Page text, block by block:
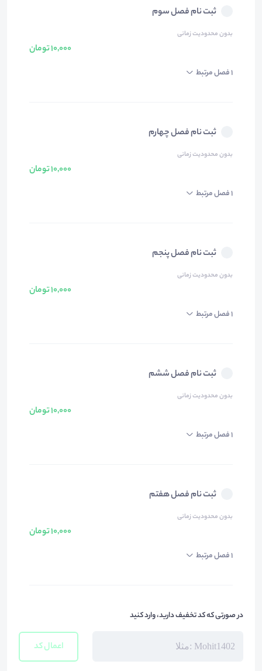
ثبت نام فصل سوم
بدون محدودیت زمانی
10,000 تومان
1 فصل مرتبط
ثبت نام فصل چهارم
بدون محدودیت زمانی
10,000 تومان
1 فصل مرتبط
ثبت نام فصل پنجم
بدون محدودیت زمانی
10,000 تومان
1 فصل مرتبط
ثبت نام فصل ششم
بدون محدودیت زمانی
10,000 تومان
1 فصل مرتبط
ثبت نام فصل هفتم
بدون محدودیت زمانی
10,000 تومان
1 فصل مرتبط
در صورتی که کد تخفیف دارید، وارد کنید
اعمال کد